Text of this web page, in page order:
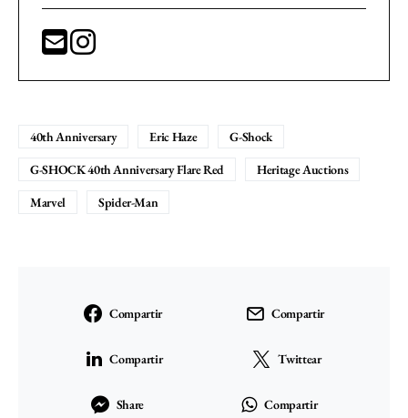
40th Anniversary Eric Haze
G-Shock
G-SHOCK 40th Anniversary Flare Red
Heritage Auctions
Marvel
Spider-Man
Compartir Compartir
Compartir Twittear
Share Compartir